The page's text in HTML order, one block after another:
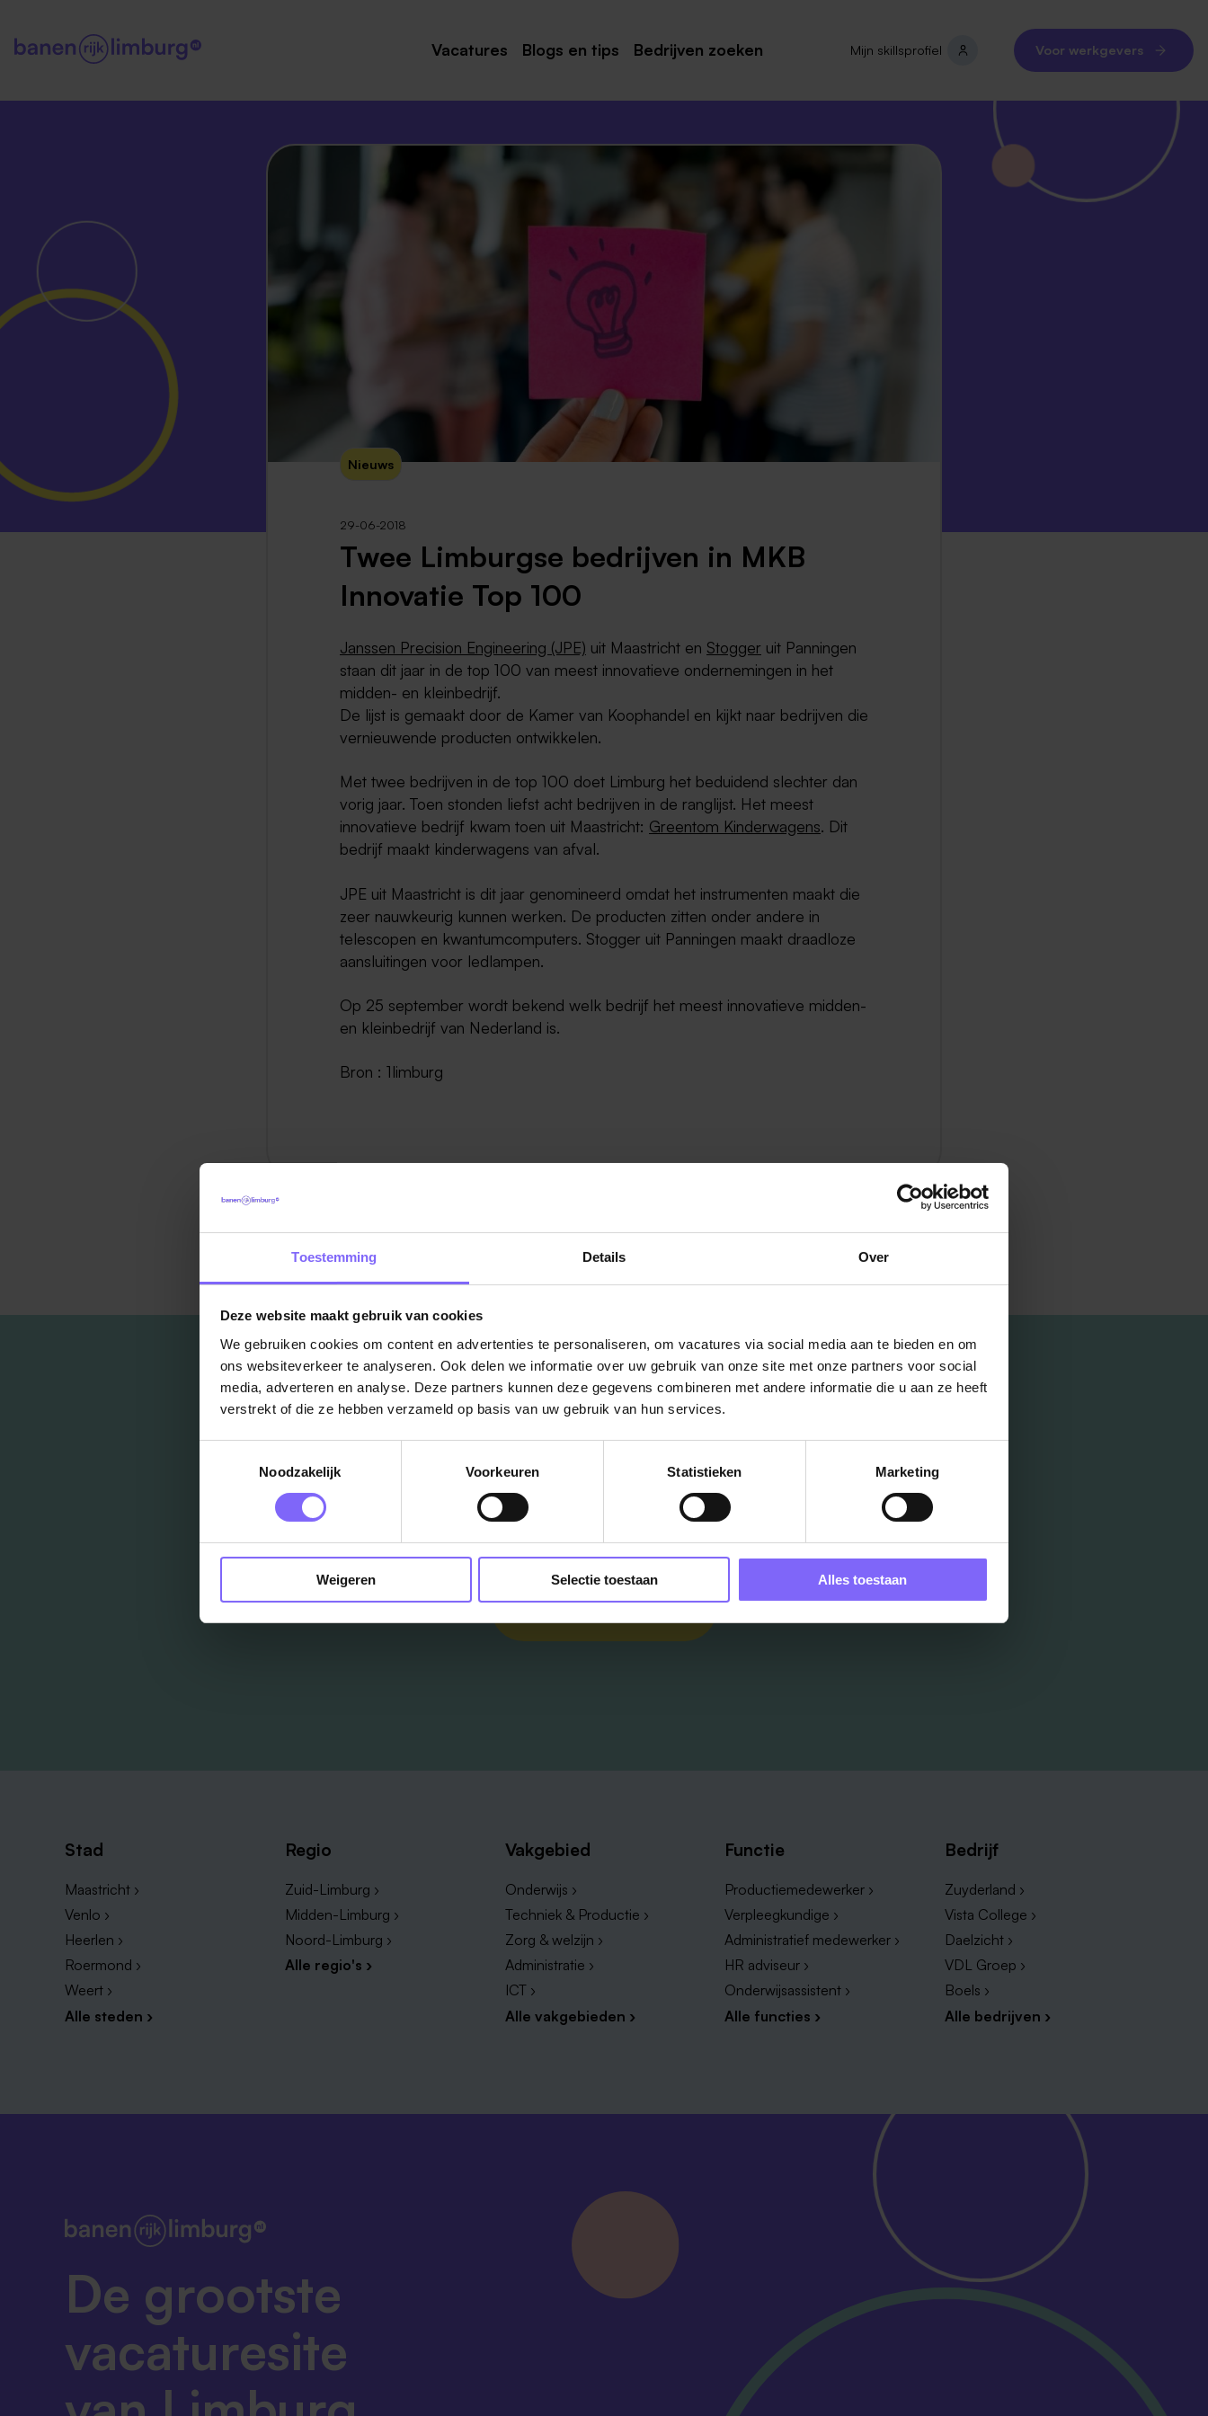
Toestemming Details Over
Deze website maakt gebruik van cookies
We gebruiken cookies om content en advertenties te personaliseren, om vacatures via social media aan te bieden en om
ons websiteverkeer te analyseren. Ook delen we informatie over uw gebruik van onze site met onze partners voor social
media, adverteren en analyse. Deze partners kunnen deze gegevens combineren met andere informatie die u aan ze heeft
verstrekt of die ze hebben verzameld op basis van uw gebruik van hun services.
Noodzakelijk
Voorkeuren Statistieken Marketing
Weigeren Selectie toestaan Alles toestaan
Vacatures
Maastricht
Roermond
Venlo
Venray
Noord-Limburg
Midden-Limburg
Kerkrade
Blogs en tips Bedrijven zoeken Mijn skillsprofiel Voor werkgevers
Nieuws
29-06-2018
Twee Limburgse bedrijven in MKB
Innovatie Top 100
Janssen Precision Engineering (JPE) uit Maastricht en Stogger uit Panningen
staan dit jaar in de top 100 van meest innovatieve ondernemingen in het
midden- en kleinbedrijf.
De lijst is gemaakt door de Kamer van Koophandel en kijkt naar bedrijven die
vernieuwende producten ontwikkelen.
Met twee bedrijven in de top 100 doet Limburg het beduidend slechter dan
vorig jaar. Toen stonden liefst acht bedrijven in de ranglijst. Het meest
innovatieve bedrijf kwam toen uit Maastricht: Greentom Kinderwagens. Dit
bedrijf maakt kinderwagens van afval.
JPE uit Maastricht is dit jaar genomineerd omdat het instrumenten maakt die
zeer nauwkeurig kunnen werken. De producten zitten onder andere in
telescopen en kwantumcomputers. Stogger uit Panningen maakt draadloze
aansluitingen voor ledlampen.
Op 25 september wordt bekend welk bedrijf het meest innovatieve midden-
en kleinbedrijf van Nederland is.
Bron : 1limburg
Terug naar alle items
Vacatures
in je mailbox?
Schrijf je in en we houden je op de hoogte
Job Alert instellen
Stad
Maastricht ›
Venlo ›
Heerlen ›
Roermond ›
Weert ›
Alle steden ›
Regio
Zuid-Limburg ›
Midden-Limburg ›
Noord-Limburg ›
Alle regio's ›
Vakgebied
Onderwijs ›
Techniek & Productie ›
Zorg & welzijn ›
Administratie ›
ICT ›
Alle vakgebieden ›
Functie
Productiemedewerker ›
Verpleegkundige ›
Administratief medewerker ›
HR adviseur ›
Onderwijsassistent ›
Alle functies ›
Bedrijf
Zuyderland ›
Vista College ›
Daelzicht ›
VDL Groep ›
Boels ›
Alle bedrijven ›
De grootste
vacaturesite